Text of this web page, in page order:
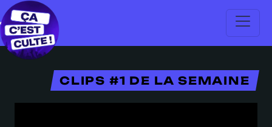
CLIPS #1 DE LA SEMAINE